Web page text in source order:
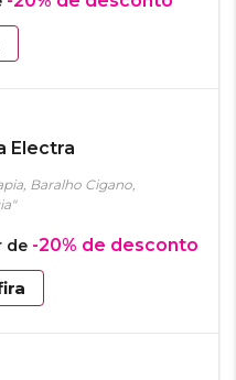
Electra
Baralho Cigano,
de -20% de desconto